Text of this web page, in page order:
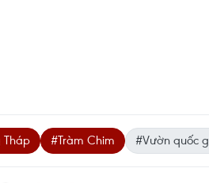
#Tràm Chim #Vườn quốc